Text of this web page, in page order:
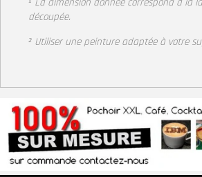
découpée.
² Utiliser une peinture adaptée à votre